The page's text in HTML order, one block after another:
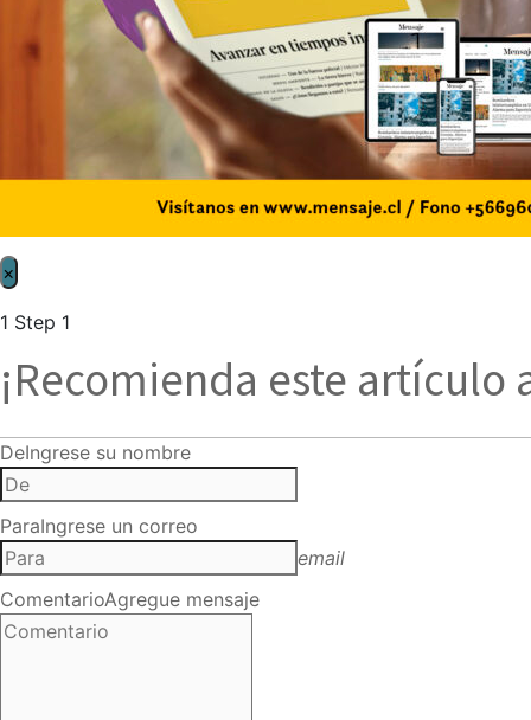
×
1 Step 1
¡Recomienda este artículo
DeIngrese su nombre
ParaIngrese un correo
email
ComentarioAgregue mensaje